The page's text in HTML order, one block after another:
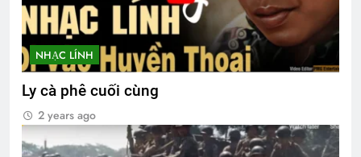
NHẠC LÍNH
Ly cà phê cuối cùng
2 years ago